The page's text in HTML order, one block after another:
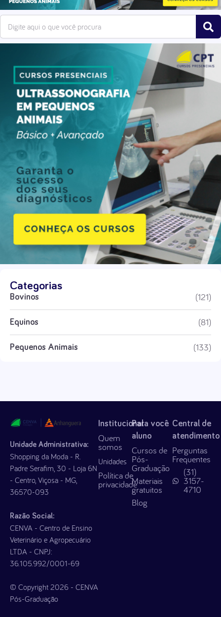
Categorias
Bovinos (121)
Equinos (81)
Pequenos Animais (133)
Unidade Administrativa:
Shopping da Moda - R.
Padre Serafim, 30 - Loja 6N
- Centro, Viçosa - MG,
36570-093
Razão Social:
CENVA - Centro de Ensino
Veterinário e Agropecuário
LTDA - CNPJ:
36.105.992/0001-69
© Copyright 2026 - CENVA
Pós-Graduação
Institucional
Quem
somos
Unidades
Política de
privacidade
Para você
aluno
Cursos de
Pós-
Graduação
Materiais
gratuitos
Blog
Central de
atendimento
Perguntas
Frequentes
(31)
3157-
4710